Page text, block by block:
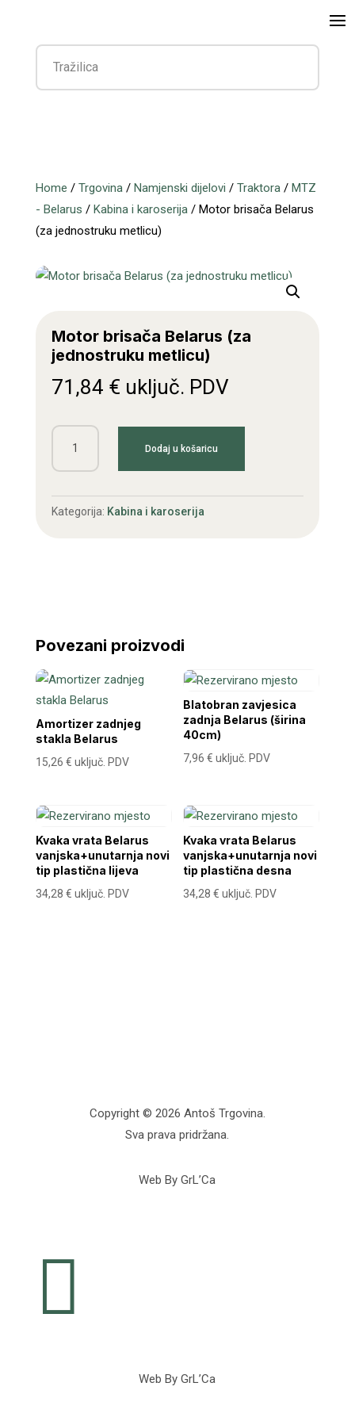
Home / Trgovina/ Namjenski dijelovi / Traktora/ MTZ
- Belarus / Kabina i karoserija/ Motor brisača Belarus
(za jednostruku metlicu)
Motor brisača Belarus (za
jednostruku metlicu)
71,84 € uključ. PDV
Motor
brisača
(za
jednostruku
Dodaj u košaricu
Kategorija: Kabina i karoserija
Povezani proizvodi
Amortizer zadnjeg
stakla Belarus
15,26 € uključ. PDV
Blatobran zavjesica
zadnja Belarus (širina
40cm)
7,96€ uključ. PDV
Kvaka vrata Belarus
vanjska+unutarnja novi
tip plastična lijeva
34,28 € uključ. PDV
Kvaka vrata Belarus
vanjska+unutarnja novi
tip plastična desna
34,28€ uključ. PDV
Copyright © 2026 Antoš Trgovina.
Sva prava pridržana.
Web By GrL’Ca

Web By GrL’Ca